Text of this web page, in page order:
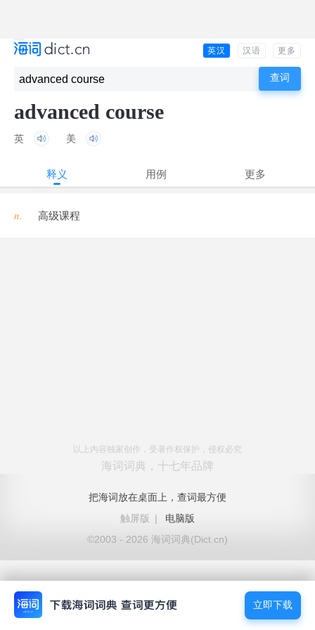
英汉 汉语 更多
advanced course
英 美
释义 用例 更多
n. 高级课程
以上内容独家创作，受著作权保护，侵权必究
海词词典，十七年品牌
把海词放在桌面上，查词最方便
触屏版
|
电脑版
©2003 - 2026 海词词典(Dict.cn)
立即下载
立即下载